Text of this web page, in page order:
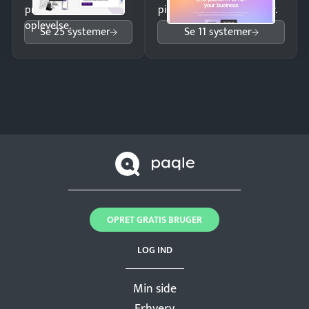
professionel
oplevelse.
Se 25 systemer
pipeline og opfølgninger.
Se 11 systemer
Min side
LOG IND
OPRET GRATIS BRUGER